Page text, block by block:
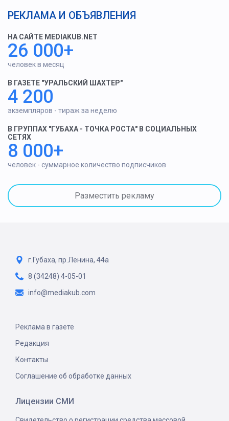
РЕКЛАМА И ОБЪЯВЛЕНИЯ
НА САЙТЕ MEDIAKUB.NET
26 000+
человек в месяц
В ГАЗЕТЕ "УРАЛЬСКИЙ ШАХТЕР"
4 200
экземпляров - тираж за неделю
В ГРУППАХ "ГУБАХА - ТОЧКА РОСТА" В СОЦИАЛЬНЫХ
СЕТЯХ
8 000+
человек - суммарное количество подписчиков
Разместить рекламу
г.Губаха, пр.Ленина, 44а
8 (34248) 4-05-01
info@mediakub.com
Реклама в газете
Редакция
Контакты
Соглашение об обработке данных
Лицензии СМИ